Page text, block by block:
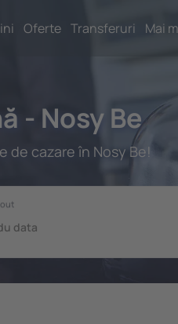
Oferte Transferuri Mai
- Nosy Be
de cazare în Nosy Be!